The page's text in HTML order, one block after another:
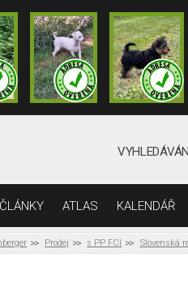
ČLÁNKY ATLAS KALENDÁŘ
Prodej s PP FCI Slovenská